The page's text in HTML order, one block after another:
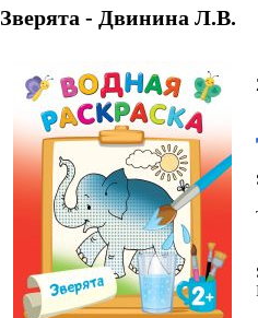
Зверята - Двинина Л.В.